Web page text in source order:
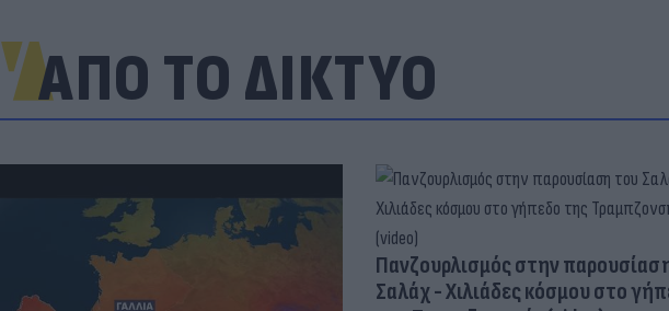
ΑΠΟ ΤΟ ΔΙΚΤΥΟ
Πανζουρλισμός στην
Σαλάχ - Χιλιάδες κόσμου στο